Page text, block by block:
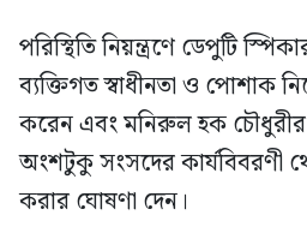
পরিস্থিতি নিয়ন্ত্রণে ডেপুটি
ব্যক্তিগত স্বাধীনতা ও পোশাক
করেন এবং মনিরুল হক চৌধুরীর
অংশটুকু সংসদের কার্যবিবরণী
করার ঘোষণা দেন।